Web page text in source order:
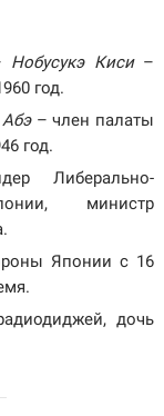
Нобусукэ Киси–
год.
– член палаты
год.
Либерально-
министр
Японии с 16
дочь